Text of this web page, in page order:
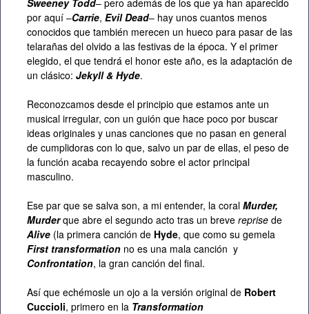
por aquí –Carrie, Evil Dead– hay unos cuantos menos
conocidos que también merecen un hueco para pasar de las
telarañas del olvido a las festivas de la época. Y el primer
elegido, el que tendrá el honor este año, es la adaptación de
un clásico: Jekyll & Hyde.
Reconozcamos desde el principio que estamos ante un
musical irregular, con un guión que hace poco por buscar
ideas originales y unas canciones que no pasan en general
de cumplidoras con lo que, salvo un par de ellas, el peso de
la función acaba recayendo sobre el actor principal
masculino.
Ese par que se salva son, a mi entender, la coral Murder,
Murderque abre el segundo acto tras un breve reprise de
Alive (la primera canción de Hyde, que como su gemela
First transformation no es una mala canción y
Confrontation, la gran canción del final.
Así que echémosle un ojo a la versión original de Robert
Cuccioli, primero en la Transformation